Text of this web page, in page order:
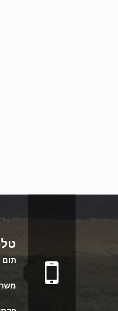
תום